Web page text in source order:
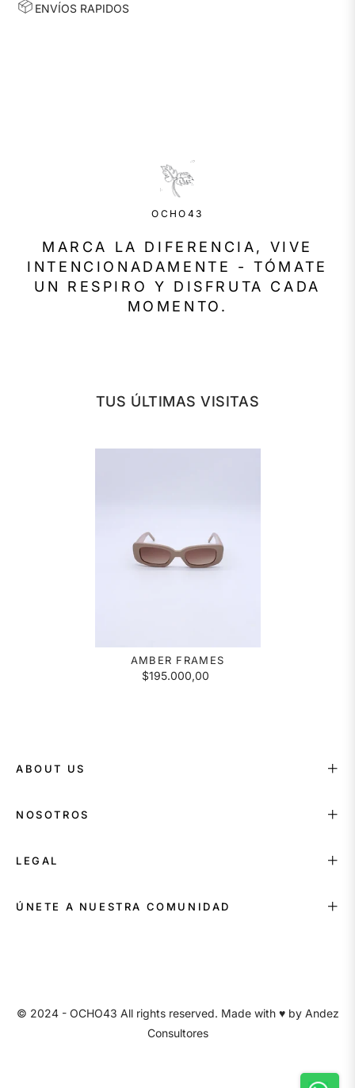
ENVÍOS RAPIDOS
OCHO43
MARCA LA DIFERENCIA, VIVE
INTENCIONADAMENTE - TÓMATE
UN RESPIRO Y DISFRUTA CADA
MOMENTO.
TUS ÚLTIMAS VISITAS
AMBER FRAMES
$195.000,00
ABOUT US
NOSOTROS
LEGAL
ÚNETE A NUESTRA COMUNIDAD
© 2024 - OCHO43 All rights reserved. Made with ♥ by Andez
Consultores